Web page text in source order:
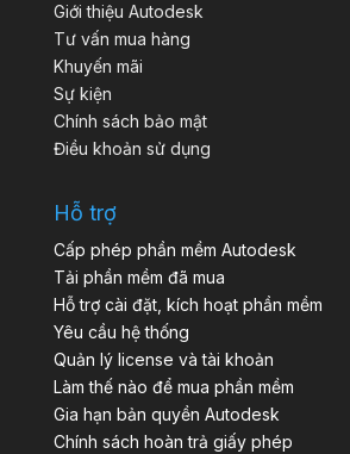
Giới thiệu Autodesk
Tư vấn mua hàng
Khuyến mãi
Sự kiện
Chính sách bảo mật
Điều khoản sử dụng
Hỗ trợ
Cấp phép phần mềm Autodesk
Tải phần mềm đã mua
Hỗ trợ cài đặt, kích hoạt phần mềm
Yêu cầu hệ thống
Quản lý license và tài khoản
Làm thế nào để mua phần mềm
Gia hạn bản quyền Autodesk
Chính sách hoàn trả giấy phép